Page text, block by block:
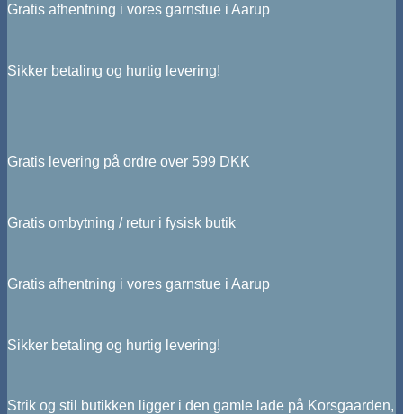
Gratis afhentning i vores garnstue i Aarup
Sikker betaling og hurtig levering!
Gratis levering på ordre over 599 DKK
Gratis ombytning / retur i fysisk butik
Gratis afhentning i vores garnstue i Aarup
Sikker betaling og hurtig levering!
Strik og stil butikken ligger i den gamle lade på Korsgaarden,